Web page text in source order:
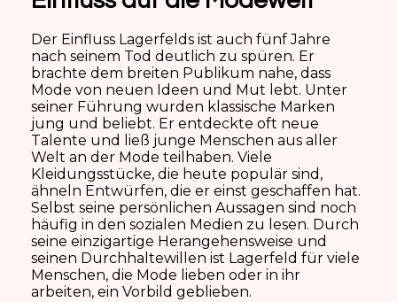
Der Einfluss Lagerfelds ist auch fünf Jahre
nach seinem Tod deutlich zu spüren. Er
brachte dem breiten Publikum nahe, dass
Mode von neuen Ideen und Mut lebt. Unter
seiner Führung wurden klassische Marken
jung und beliebt. Er entdeckte oft neue
Talente und ließ junge Menschen aus aller
Welt an der Mode teilhaben. Viele
Kleidungsstücke, die heute populär sind,
ähneln Entwürfen, die er einst geschaffen hat.
Selbst seine persönlichen Aussagen sind noch
häufig in den sozialen Medien zu lesen. Durch
seine einzigartige Herangehensweise und
seinen Durchhaltewillen ist Lagerfeld für viele
Menschen, die Mode lieben oder in ihr
arbeiten, ein Vorbild geblieben.